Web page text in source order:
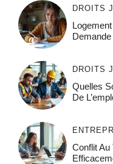
DROITS
DROITS
Quelles
De
Conflit